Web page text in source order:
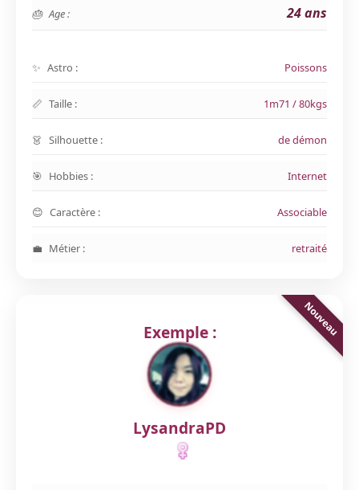
Age : 24 ans
Astro : Poissons
Taille : 1m71 / 80kgs
Silhouette : de démon
Hobbies : Internet
Caractère : Associable
Métier : retraité
Exemple :
LysandraPD